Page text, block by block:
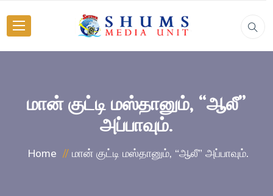
மான் குட்டி மஸ்தானும், “ஆலீ”
அப்பாவும்.
Home மான் குட்டி மஸ்தானும், “ஆலீ” அப்பாவும்.